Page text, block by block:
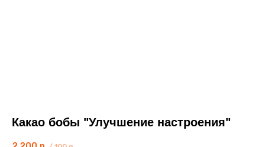
Какао бобы "Улучшение настроения"